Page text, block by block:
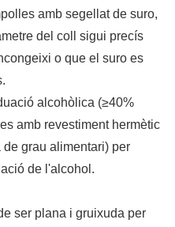
amb segellat de suro,
del coll sigui precís
o que el suro es
alcohòlica (≥40%
amb revestiment hermètic
grau alimentari) per
de l'alcohol.
ser plana i gruixuda per